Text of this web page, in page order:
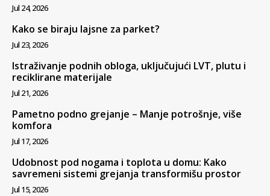
Jul 24, 2026
Kako se biraju lajsne za parket?
Jul 23, 2026
Istraživanje podnih obloga, uključujući LVT, plutu i
reciklirane materijale
Jul 21, 2026
Pametno podno grejanje – Manje potrošnje, više
komfora
Jul 17, 2026
Udobnost pod nogama i toplota u domu: Kako
savremeni sistemi grejanja transformišu prostor
Jul 15, 2026